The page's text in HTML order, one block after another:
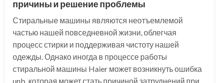
причины и решение проблемы
Стиральные машины являются неотъемлемой
частью нашей повседневной жизни, облегчая
процесс стирки и поддерживая чистоту нашей
одежды. Однако иногда в процессе работы
стиральной машины Haier может возникнуть ошибка
unb, которая может стать причиной затруднений при